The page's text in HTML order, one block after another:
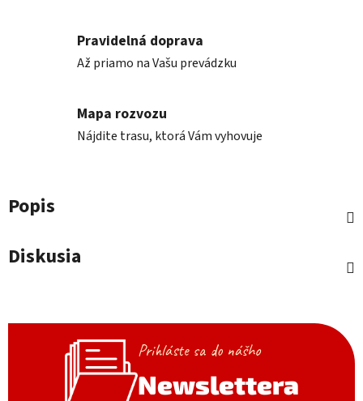
Pravidelná doprava
Až priamo na Vašu prevádzku
Mapa rozvozu
Nájdite trasu, ktorá Vám vyhovuje
Popis
Diskusia
Prihláste sa do nášho
Newslettera